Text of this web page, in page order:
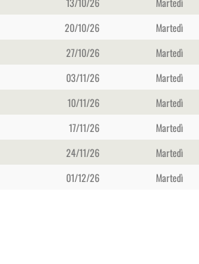
20/10/26 Martedì
27/10/26 Martedì
03/11/26 Martedì
10/11/26 Martedì
17/11/26 Martedì
24/11/26 Martedì
01/12/26 Martedì